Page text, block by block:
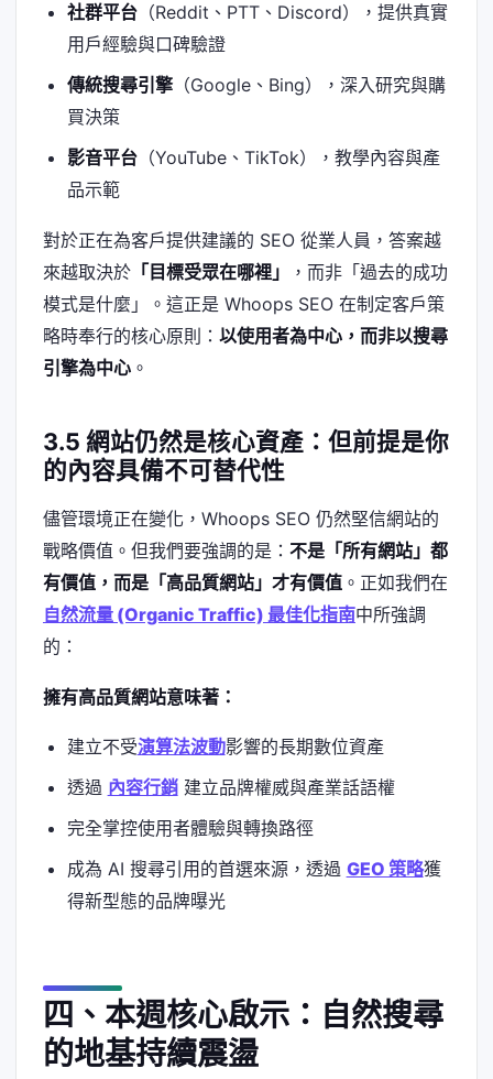
社群平台（Reddit、PTT、Discord），提供真實
用戶經驗與口碑驗證
傳統搜尋引擎（Google、Bing），深入研究與購
買決策
影音平台（YouTube、TikTok），教學內容與產
品示範
對於正在為客戶提供建議的 SEO 從業人員，答案越
來越取決於 「目標受眾在哪裡」
，而非「過去的成功
模式是什麼」。這正是 Whoops SEO 在制定客戶策
略時奉行的核心原則： 以使用者為中心，而非以搜尋
引擎為中心 。
3.5 網站仍然是核心資產：但前提是你
的內容具備不可替代性
儘管環境正在變化，Whoops SEO 仍然堅信網站的
戰略價值。但我們要強調的是： 不是「所有網站」都
有價值，而是「高品質網站」才有價值 。正如我們在
自然流量 (Organic Traffic) 最佳化指南中所強調
的：
擁有高品質網站意味著：
建立不受演算法波動影響的長期數位資產
透過 內容行銷建立品牌權威與產業話語權
完全掌控使用者體驗與轉換路徑
成為 AI 搜尋引用的首選來源，透過 GEO 策略獲
得新型態的品牌曝光
四、本週核心啟示：自然搜尋
的地基持續震盪